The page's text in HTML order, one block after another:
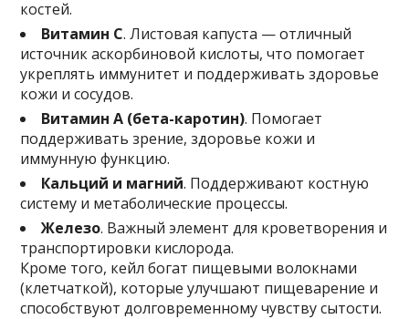
костей.
Витамин C. Листовая капуста — отличный
источник аскорбиновой кислоты, что помогает
укреплять иммунитет и поддерживать здоровье
кожи и сосудов.
Витамин A (бета-каротин). Помогает
поддерживать зрение, здоровье кожи и
иммунную функцию.
Кальций и магний. Поддерживают костную
систему и метаболические процессы.
Железо. Важный элемент для кроветворения и
транспортировки кислорода.
Кроме того, кейл богат пищевыми волокнами
(клетчаткой), которые улучшают пищеварение и
способствуют долговременному чувству сытости.